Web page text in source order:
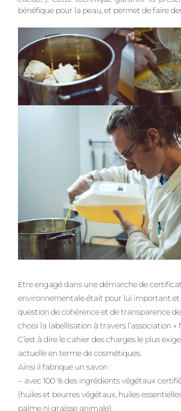
bénéfique pour la peau, et permet de faire
Etre engagé dans une démarche de
environnementale était pour lui important et
question de cohérence et de transparence
choisi la labellisation à travers l’association «
C’est à dire le cahier des charges le plus
actuelle en terme de cosmétiques.
Ainsi il fabrique un savon :
– avec 100 % des ingrédients végétaux
(huiles et beurres végétaux, huiles
palme ni graisse animale)